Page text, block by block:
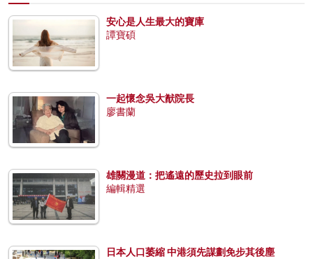
安心是人生最大的寶庫
譚寶碩
一起懷念吳大猷院長
廖書蘭
雄關漫道：把遙遠的歷史拉到眼前
編輯精選
日本人口萎縮 中港須先謀劃免步其後塵